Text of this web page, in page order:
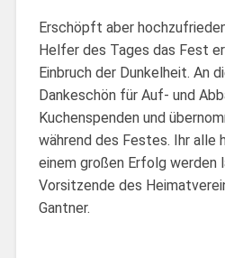
Erschöpft aber
Helfer des Tages das Fest
Einbruch der Dunkelheit. An
Dankeschön für Auf- und
Kuchenspenden und
während des Festes. Ihr alle
einem großen Erfolg werden
Vorsitzende des
Gantner.